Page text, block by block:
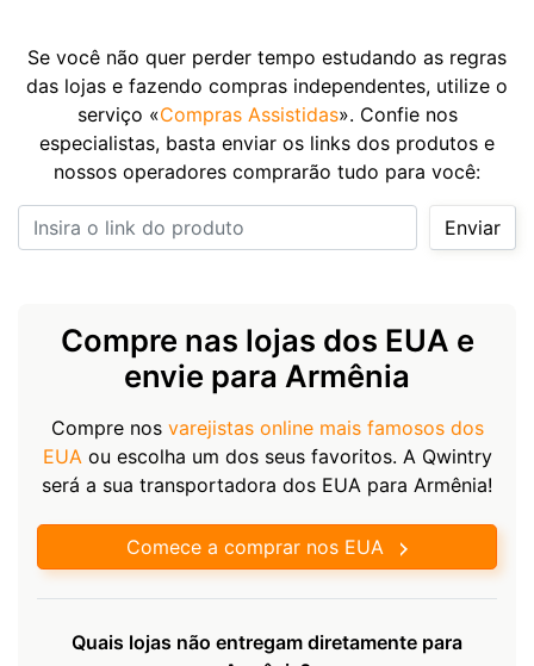
Se você não quer perder tempo estudando as regras
das lojas e fazendo compras independentes, utilize o
serviço «Compras Assistidas». Confie nos
especialistas, basta enviar os links dos produtos e
nossos operadores comprarão tudo para você:
Insira o link do produto
Enviar
Compre nas lojas dos EUA e
envie para Armênia
Compre nos varejistas online mais famosos dos
EUAou escolha um dos seus favoritos. A Qwintry
será a sua transportadora dos EUA para Armênia!
Comece a comprar nos EUA
Quais lojas não entregam diretamente para